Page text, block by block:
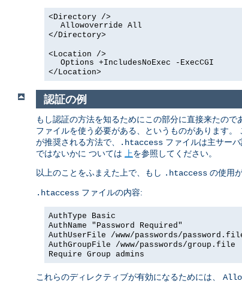
<Directory />
Allowoverride All
</Directory>
<Location />
Options +IncludesNoExec -ExecCGI
</Location>
認証の例
もし認証の方法を知るためにこの部分に直接来たの
ファイルを使う必要がある、というものがあります
が推奨される方法で、
.htaccess ファイルは主サー
ではないかに ついては 上を参照してください。
以上のことをふまえた上で、もし .htaccess の使用
.htaccess ファイルの内容:
AuthType Basic
AuthName "Password Required"
AuthUserFile /www/passwords/
AuthGroupFile /www/passwords/group.file
Require Group admins
これらのディレクティブが有効になるためには、